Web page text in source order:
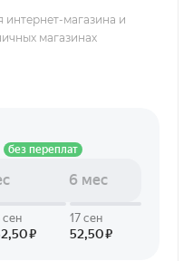
интернет-магазина и
магазинах